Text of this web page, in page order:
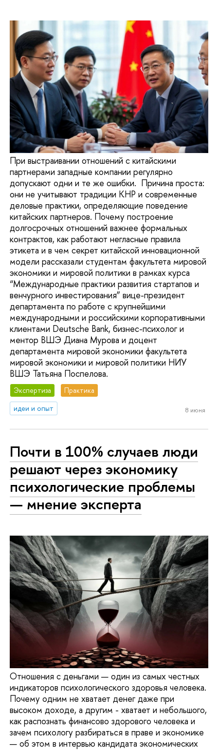
При выстраивании отношений с китайскими
партнерами западные компании регулярно
допускают одни и те же ошибки. Причина проста:
они не учитывают традиции КНР и современные
деловые практики, определяющие поведение
китайских партнеров. Почему построение
долгосрочных отношений важнее формальных
контрактов, как работают негласные правила
этикета и в чем секрет китайской инновационной
модели рассказали студентам факультета мировой
экономики и мировой политики в рамках курса
“Международные практики развития стартапов и
венчурного инвестирования” вице-президент
департамента по работе с крупнейшими
международными и российскими корпоративными
клиентами Deutsche Bank, бизнес-психолог и
ментор ВШЭ Диана Мурова и доцент
департамента мировой экономики факультета
мировой экономики и мировой политики НИУ
ВШЭ Татьяна Поспелова.
Экспертиза
Практика
идеи и опыт
8 июня
Почти в 100% случаев люди
решают через экономику
психологические проблемы
— мнение эксперта
Отношения с деньгами — один из самых честных
индикаторов психологического здоровья человека.
Почему одним не хватает денег даже при
высоком доходе, а другим - хватает и небольшого,
как распознать финансово здорового человека и
зачем психологу разбираться в праве и экономике
— об этом в интервью кандидата экономических